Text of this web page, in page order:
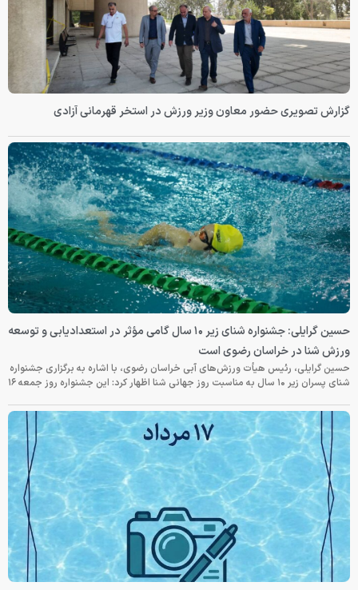
گزارش تصویری حضور معاون وزیر ورزش در استخر قهرمانی آزادی
حسین گرایلی: جشنواره شنای زیر ۱۰ سال گامی مؤثر در استعدادیابی و توسعه
ورزش شنا در خراسان رضوی است
حسین گرایلی، رئیس هیأت ورزش‌های آبی خراسان رضوی، با اشاره به برگزاری جشنواره
شنای پسران زیر ۱۰ سال به مناسبت روز جهانی شنا اظهار کرد: این جشنواره روز جمعه‌ ۱۶